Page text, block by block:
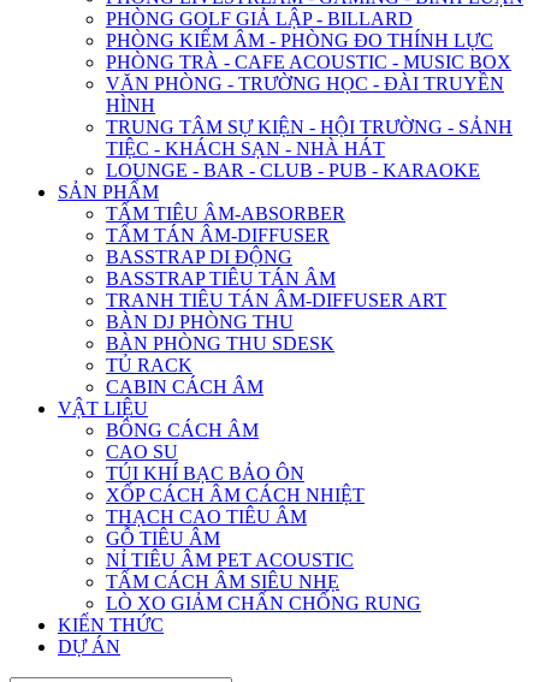
PHÒNG GOLF GIẢ LẬP - BILLARD
PHÒNG KIỂM ÂM - PHÒNG ĐO THÍNH LỰC
PHÒNG TRÀ - CAFE ACOUSTIC - MUSIC BOX
VĂN PHÒNG - TRƯỜNG HỌC - ĐÀI TRUYỀN
HÌNH
TRUNG TÂM SỰ KIỆN - HỘI TRƯỜNG - SẢNH
TIỆC - KHÁCH SẠN - NHÀ HÁT
LOUNGE - BAR - CLUB - PUB - KARAOKE
SẢN PHẨM
TẤM TIÊU ÂM-ABSORBER
TẤM TÁN ÂM-DIFFUSER
BASSTRAP DI ĐỘNG
BASSTRAP TIÊU TÁN ÂM
TRANH TIÊU TÁN ÂM-DIFFUSER ART
BÀN DJ PHÒNG THU
BÀN PHÒNG THU SDESK
TỦ RACK
CABIN CÁCH ÂM
VẬT LIỆU
BÔNG CÁCH ÂM
CAO SU
TÚI KHÍ BẠC BẢO ÔN
XỐP CÁCH ÂM CÁCH NHIỆT
THẠCH CAO TIÊU ÂM
GỖ TIÊU ÂM
NỈ TIÊU ÂM PET ACOUSTIC
TẤM CÁCH ÂM SIÊU NHẸ
LÒ XO GIẢM CHẤN CHỐNG RUNG
KIẾN THỨC
DỰ ÁN